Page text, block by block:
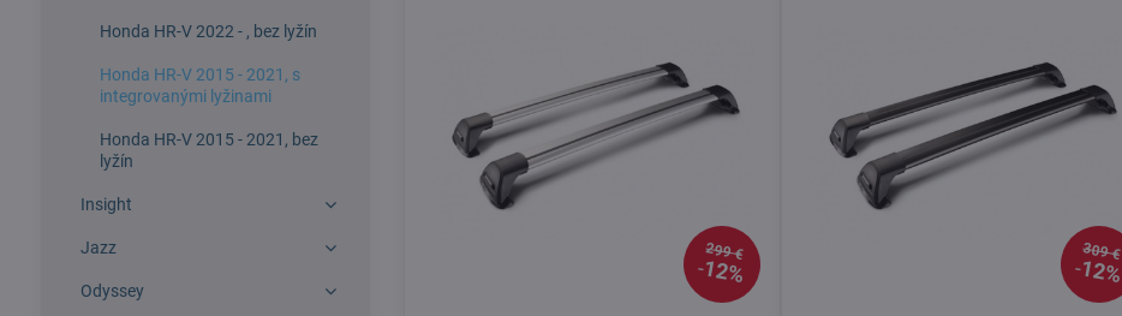
299 €
12%
309 €
12%
Honda HR-V 2022 - , bez lyžín
Honda HR-V 2015 - 2021, s
integrovanými lyžinami
Honda HR-V 2015 - 2021, bez
lyžín
Insight
Jazz
Odyssey